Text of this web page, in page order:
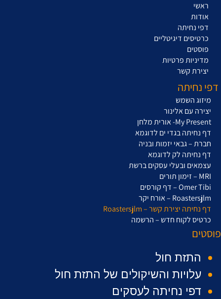
ראשי
אודות
דפי נחיתה
כרטיסים דיגיטליים
פוסטים
מדיניות פרטיות
יצירת קשר
דפי נחיתה
מיזוג השמש
יצירה עם אלינור
My Present- אורית מלחן
דף נחיתה בגדי ים לדוגמא
חברת – גבאי יזמות ובניה
דף נחיתה לק לדוגמא
עצמאים ובעלי עסקים ברשת
MRI – זימון תורים
Omer Tibi – דף קורסים
Roastersjlm – אורח יקר
דף נחיתה יצירת קשר – Roastersjlm
כרטיס לקוח חדש – הרשמה
פוסטים
התזת חול
עלויות והשיקולים של התזת חול
דפי נחיתה לעסקים